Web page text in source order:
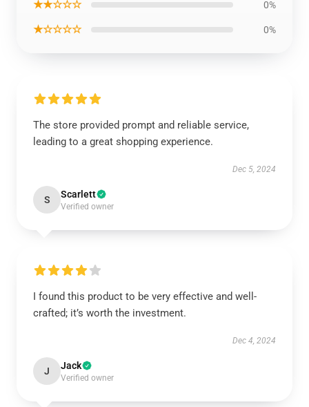
★★☆☆☆ 0%
★☆☆☆☆ 0%
The store provided prompt and reliable service,
leading to a great shopping experience.
Dec 5, 2024
S Scarlett
Verified owner
I found this product to be very effective and well-
crafted; it’s worth the investment.
Dec 4, 2024
J Jack
Verified owner